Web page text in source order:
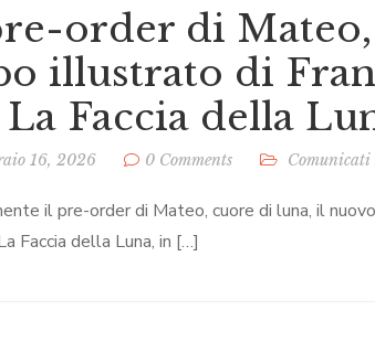
order di
illustrato di
Faccia della
16, 2026 0 Comments Comunicati
il pre-order di Mateo, cuore di luna, il
Faccia della Luna, in […]